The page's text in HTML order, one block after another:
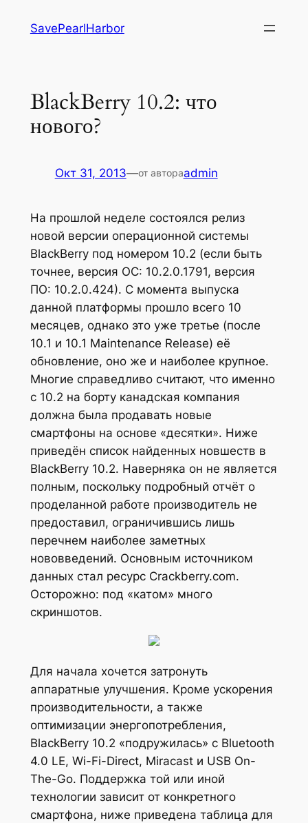
SavePearlHarbor
BlackBerry 10.2: что
нового?
Окт 31, 2013—от автораadmin
На прошлой неделе состоялся релиз
новой версии операционной системы
BlackBerry под номером 10.2 (если быть
точнее, версия ОС: 10.2.0.1791, версия
ПО: 10.2.0.424). С момента выпуска
данной платформы прошло всего 10
месяцев, однако это уже третье (после
10.1 и 10.1 Maintenance Release) её
обновление, оно же и наиболее крупное.
Многие справедливо считают, что именно
с 10.2 на борту канадская компания
должна была продавать новые
смартфоны на основе «десятки». Ниже
приведён список найденных новшеств в
BlackBerry 10.2. Наверняка он не является
полным, поскольку подробный отчёт о
проделанной работе производитель не
предоставил, ограничившись лишь
перечнем наиболее заметных
нововведений. Основным источником
данных стал ресурс Crackberry.com.
Осторожно: под «катом» много
скриншотов.
Для начала хочется затронуть
аппаратные улучшения. Кроме ускорения
производительности, а также
оптимизации энергопотребления,
BlackBerry 10.2 «подружилась» с Bluetooth
4.0 LE, Wi-Fi-Direct, Miracast и USB On-
The-Go. Поддержка той или иной
технологии зависит от конкретного
смартфона, ниже приведена таблица для